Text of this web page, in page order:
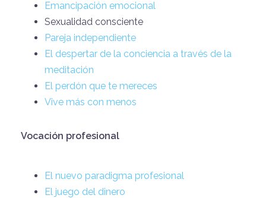
Emancipación emocional
Sexualidad consciente
Pareja independiente
El despertar de la conciencia a través de la
meditación
El perdón que te mereces
Vive más con menos
Vocación profesional
El nuevo paradigma profesional
El juego del dinero